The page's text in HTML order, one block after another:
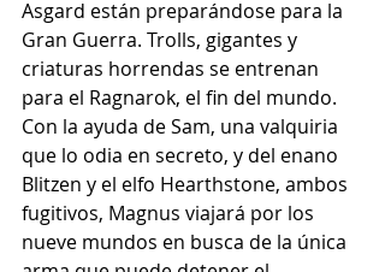
Asgard están preparándose para la
Gran Guerra. Trolls, gigantes y
criaturas horrendas se entrenan
para el Ragnarok, el fin del mundo.
Con la ayuda de Sam, una valquiria
que lo odia en secreto, y del enano
Blitzen y el elfo Hearthstone, ambos
fugitivos, Magnus viajará por los
nueve mundos en busca de la única